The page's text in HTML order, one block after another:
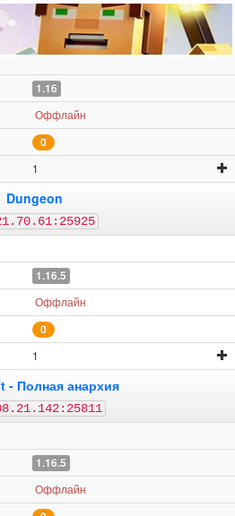
1.16
Оффлайн
0
1
Dungeon
1.16.5
Оффлайн
0
1
- Полная анархия
1.16.5
Оффлайн